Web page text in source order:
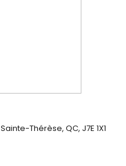
Sainte-Thérèse, QC, J7E 1X1